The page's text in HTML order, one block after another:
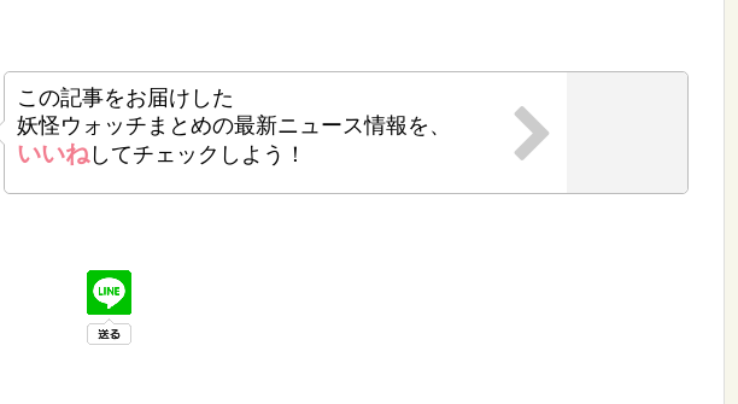
この記事をお届けした
妖怪ウォッチまとめの最新ニュース情報を、
いいねしてチェックしよう！